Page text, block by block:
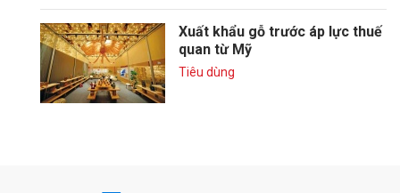
Xuất khẩu gỗ trước áp lực thuế
quan từ Mỹ
Tiêu dùng